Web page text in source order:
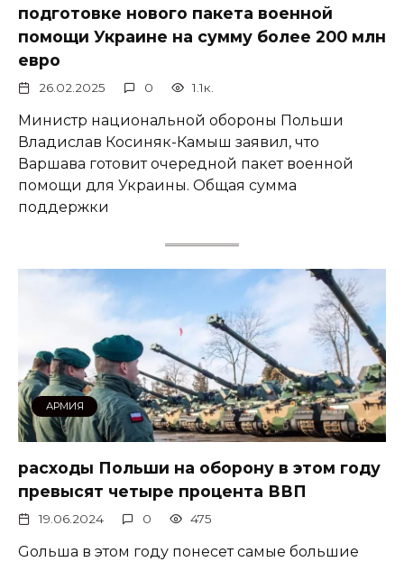
подготовке нового пакета военной
помощи Украине на сумму более 200 млн
евро
26.02.2025 0 1.1к.
Министр национальной обороны Польши
Владислав Косиняк-Камыш заявил, что
Варшава готовит очередной пакет военной
помощи для Украины. Общая сумма
поддержки
АРМИЯ
расходы Польши на оборону в этом году
превысят четыре процента ВВП
19.06.2024 0 475
Gольша в этом году понесет самые большие